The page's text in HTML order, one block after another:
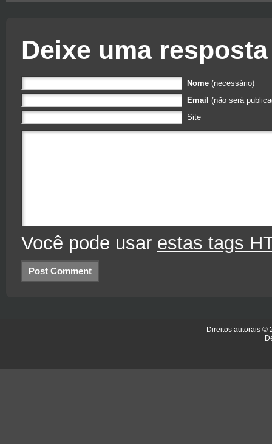
Deixe uma resposta
Nome (necessário)
Email (não será
Site
Você pode usar estas tags
Direitos autorais ©